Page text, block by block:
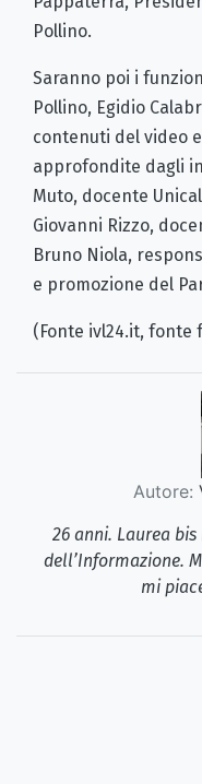
Pollino.
Saranno poi i
Pollino, Egidio
contenuti del video
approfondite dagli
Muto, docente
Giovanni Rizzo,
Bruno Niola,
e promozione del
(Fonte ivl24.it, fonte
Autore:
26 anni. Laurea
dell’Informazione.
mi